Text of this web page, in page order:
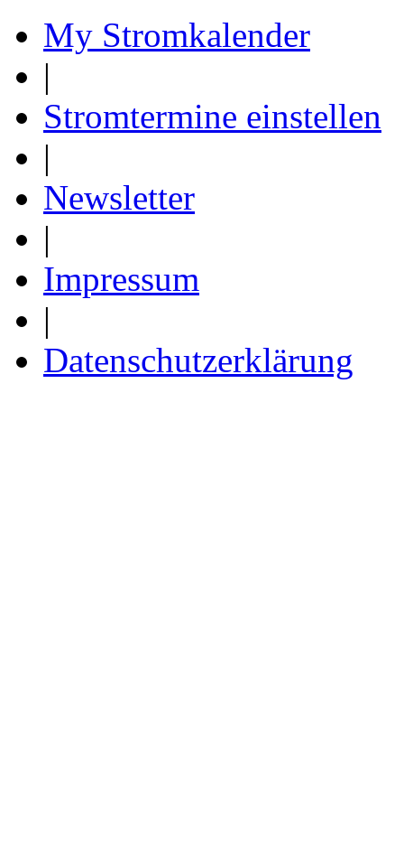
My Stromkalender
|
Stromtermine einstellen
|
Newsletter
|
Impressum
|
Datenschutzerklärung